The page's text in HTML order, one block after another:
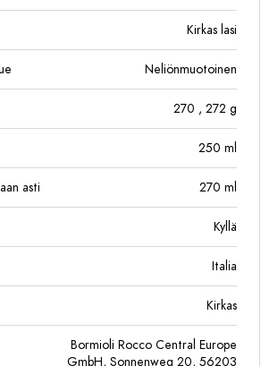
Kirkas lasi
Neliönmuotoinen
270 , 272 g
250 ml
asti 270 ml
Kyllä
Italia
Kirkas
Bormioli Rocco Central Europe
GmbH, Sonnenweg 20, 56203